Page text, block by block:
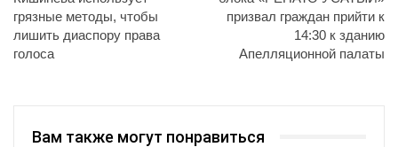
грязные методы, чтобы
лишить диаспору права
голоса
призвал граждан прийти к
14:30 к зданию
Апелляционной палаты
Вам также могут понравиться